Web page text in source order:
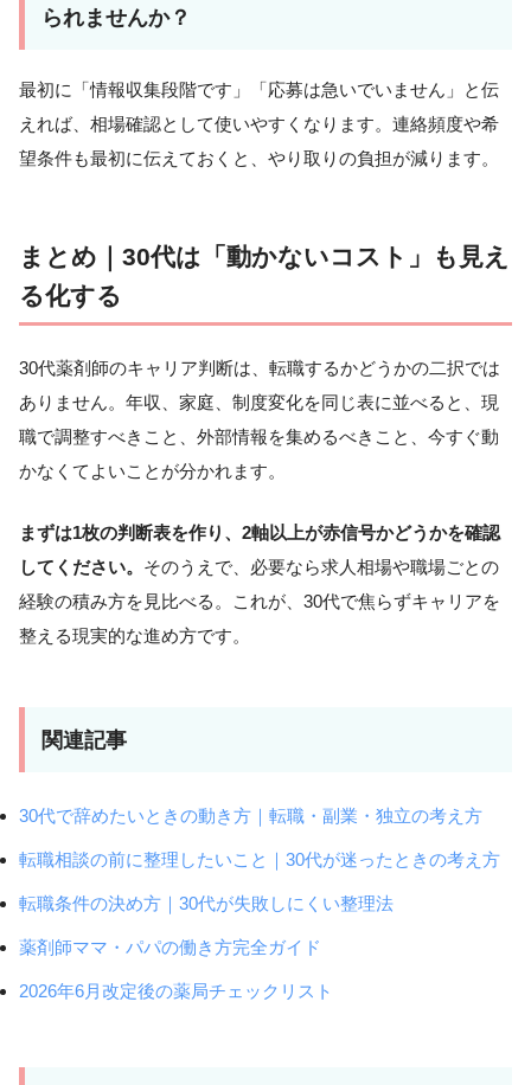
られませんか？
最初に「情報収集段階です」「応募は急いでいません」と伝
えれば、相場確認として使いやすくなります。連絡頻度や希
望条件も最初に伝えておくと、やり取りの負担が減ります。
まとめ｜30代は「動かないコスト」も見え
る化する
30代薬剤師のキャリア判断は、転職するかどうかの二択では
ありません。年収、家庭、制度変化を同じ表に並べると、現
職で調整すべきこと、外部情報を集めるべきこと、今すぐ動
かなくてよいことが分かれます。
まずは1枚の判断表を作り、2軸以上が赤信号かどうかを確認
してください。 そのうえで、必要なら求人相場や職場ごとの
経験の積み方を見比べる。これが、30代で焦らずキャリアを
整える現実的な進め方です。
関連記事
30代で辞めたいときの動き方｜転職・副業・独立の考え方
転職相談の前に整理したいこと｜30代が迷ったときの考え方
転職条件の決め方｜30代が失敗しにくい整理法
薬剤師ママ・パパの働き方完全ガイド
2026年6月改定後の薬局チェックリスト